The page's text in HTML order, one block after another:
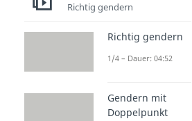
Richtig gendern
Richtig gendern
1/4 – Dauer: 04:52
Gendern mit
Doppelpunkt